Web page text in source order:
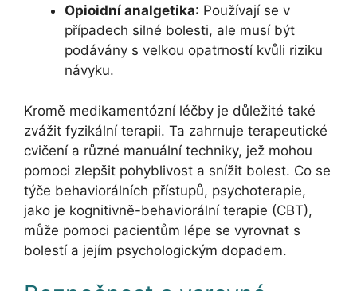
Opioidní analgetika: Používají se v
případech silné bolesti, ale musí být
podávány s velkou opatrností kvůli riziku
návyku.
Kromě medikamentózní léčby je důležité také
zvážit fyzikální terapii. Ta zahrnuje terapeutické
cvičení a různé manuální techniky, jež mohou
pomoci zlepšit pohyblivost a snížit bolest. Co se
týče behaviorálních přístupů, psychoterapie,
jako je kognitivně-behaviorální terapie (CBT),
může pomoci pacientům lépe se vyrovnat s
bolestí a jejím psychologickým dopadem.